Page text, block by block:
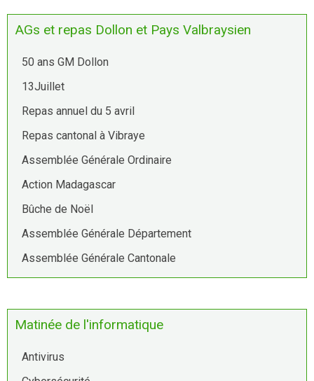
AGs et repas Dollon et Pays Valbraysien
50 ans GM Dollon
13Juillet
Repas annuel du 5 avril
Repas cantonal à Vibraye
Assemblée Générale Ordinaire
Action Madagascar
Bûche de Noël
Assemblée Générale Département
Assemblée Générale Cantonale
Matinée de l'informatique
Antivirus